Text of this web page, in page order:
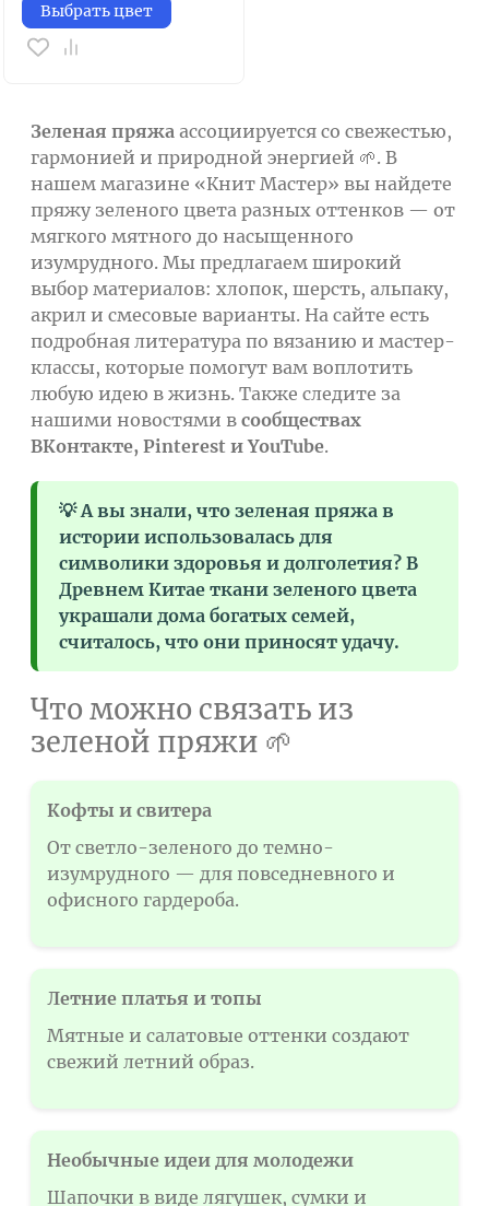
Выбрать цвет
Зеленая пряжа ассоциируется со свежестью,
гармонией и природной энергией 🌱. В
нашем магазине «Книт Мастер» вы найдете
пряжу зеленого цвета разных оттенков — от
мягкого мятного до насыщенного
изумрудного. Мы предлагаем широкий
выбор материалов: хлопок, шерсть, альпаку,
акрил и смесовые варианты. На сайте есть
подробная литература по вязанию и мастер-
классы, которые помогут вам воплотить
любую идею в жизнь. Также следите за
нашими новостями в сообществах
ВКонтакте, Pinterest и YouTube.
💡 А вы знали, что зеленая пряжа в
истории использовалась для
символики здоровья и долголетия? В
Древнем Китае ткани зеленого цвета
украшали дома богатых семей,
считалось, что они приносят удачу.
Что можно связать из
зеленой пряжи 🌱
Кофты и свитера
От светло-зеленого до темно-
изумрудного — для повседневного и
офисного гардероба.
Летние платья и топы
Мятные и салатовые оттенки создают
свежий летний образ.
Необычные идеи для молодежи
Шапочки в виде лягушек, сумки и